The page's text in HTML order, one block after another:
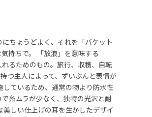
ちょうどよく、それを「バケット
持ちで。 「放浪」を意味する
るためのもの。旅行、収穫、自転
つ主人によって、ずいぶんと表情が
ているため、通常の物より防水性
糸ムラが少なく、独特の光沢と耐
しい仕上げの耳を生かしたデザイ